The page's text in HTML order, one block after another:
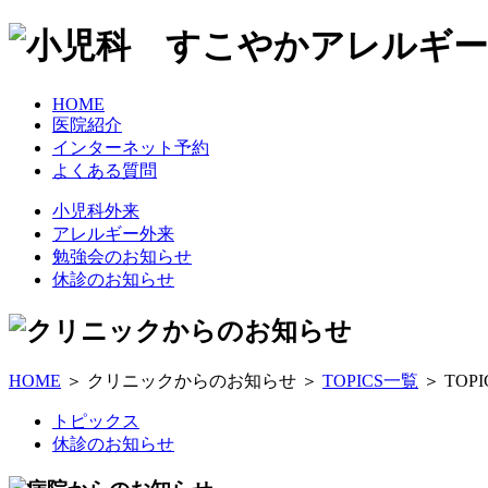
HOME
医院紹介
インターネット予約
よくある質問
小児科外来
アレルギー外来
勉強会のお知らせ
休診のお知らせ
HOME ＞ クリニックからのお知らせ ＞ TOPICS一覧 ＞
トピックス
休診のお知らせ